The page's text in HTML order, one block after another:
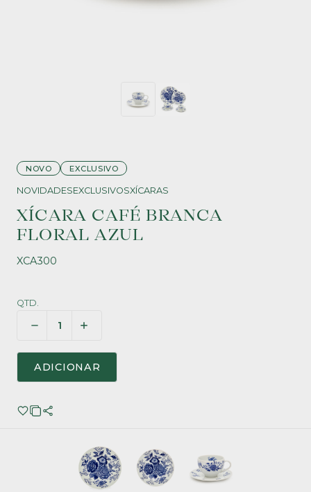
NOVO EXCLUSIVO
NOVIDADESEXCLUSIVOSXÍCARAS
XÍCARA CAFÉ BRANCA
FLORAL AZUL
XCA300
QTD.
ADICIONAR